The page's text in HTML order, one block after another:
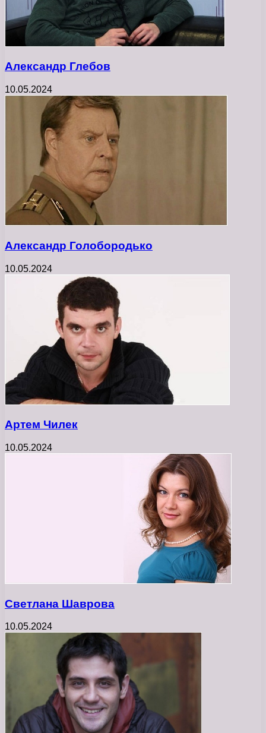
Александр Глебов
10.05.2024
Александр Голобородько
10.05.2024
Артем Чилек
10.05.2024
Светлана Шаврова
10.05.2024